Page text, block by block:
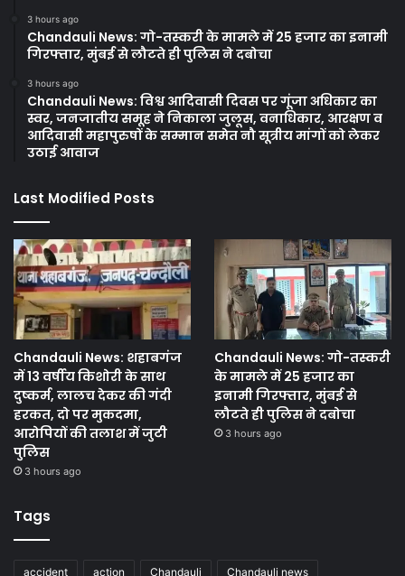
3 hours ago
Chandauli News: गो-तस्करी के मामले में 25 हजार का इनामी
गिरफ्तार, मुंबई से लौटते ही पुलिस ने दबोचा
3 hours ago
Chandauli News: विश्व आदिवासी दिवस पर गूंजा अधिकार का
स्वर, जनजातीय समूह ने निकाला जुलूस, वनाधिकार, आरक्षण व
आदिवासी महापुरुषों के सम्मान समेत नौ सूत्रीय मांगों को लेकर
उठाई आवाज
Last Modified Posts
Chandauli News: शहाबगंज
में 13 वर्षीय किशोरी के साथ
दुष्कर्म, लालच देकर की गंदी
हरकत, दो पर मुकदमा,
आरोपियों की तलाश में जुटी
पुलिस
3 hours ago
Chandauli News: गो-तस्करी
के मामले में 25 हजार का
इनामी गिरफ्तार, मुंबई से
लौटते ही पुलिस ने दबोचा
3 hours ago
Tags
accident action Chandauli Chandauli news